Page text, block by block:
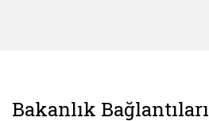
Bakanlık Bağlantıları